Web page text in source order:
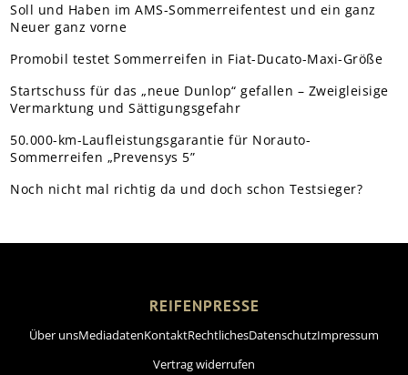
Soll und Haben im AMS-Sommerreifentest und ein ganz
Neuer ganz vorne
Promobil testet Sommerreifen in Fiat-Ducato-Maxi-Größe
Startschuss für das „neue Dunlop“ gefallen – Zweigleisige
Vermarktung und Sättigungsgefahr
50.000-km-Laufleistungsgarantie für Norauto-
Sommerreifen „Prevensys 5”
Noch nicht mal richtig da und doch schon Testsieger?
REIFENPRESSE
Über unsMediadatenKontaktRechtlichesDatenschutzImpressum
Vertrag widerrufen